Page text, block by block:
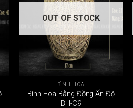
OUT OF STOCK
BÌNH HOA
Bình Hoa Bằng Đồng Ấn Độ
BH-C9